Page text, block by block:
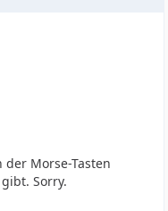
Morse-Tasten
Sorry.